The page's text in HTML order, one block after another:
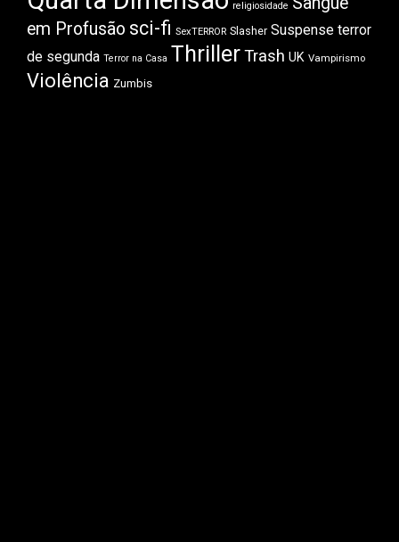
religiosidade
em Profusão sci-fi SexTERROR Slasher Suspense terror
de segunda Terror na Casa ThrillerTrash UK Vampirismo
Violência Zumbis